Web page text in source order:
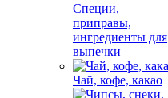
Специи,
приправы,
ингредиенты для
выпечки
Чай, кофе, какао